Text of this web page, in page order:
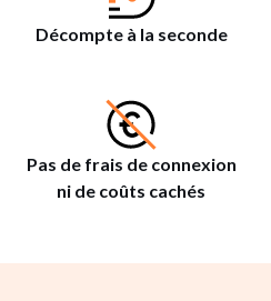
Décompte à la seconde
Pas de frais de connexion
ni de coûts cachés